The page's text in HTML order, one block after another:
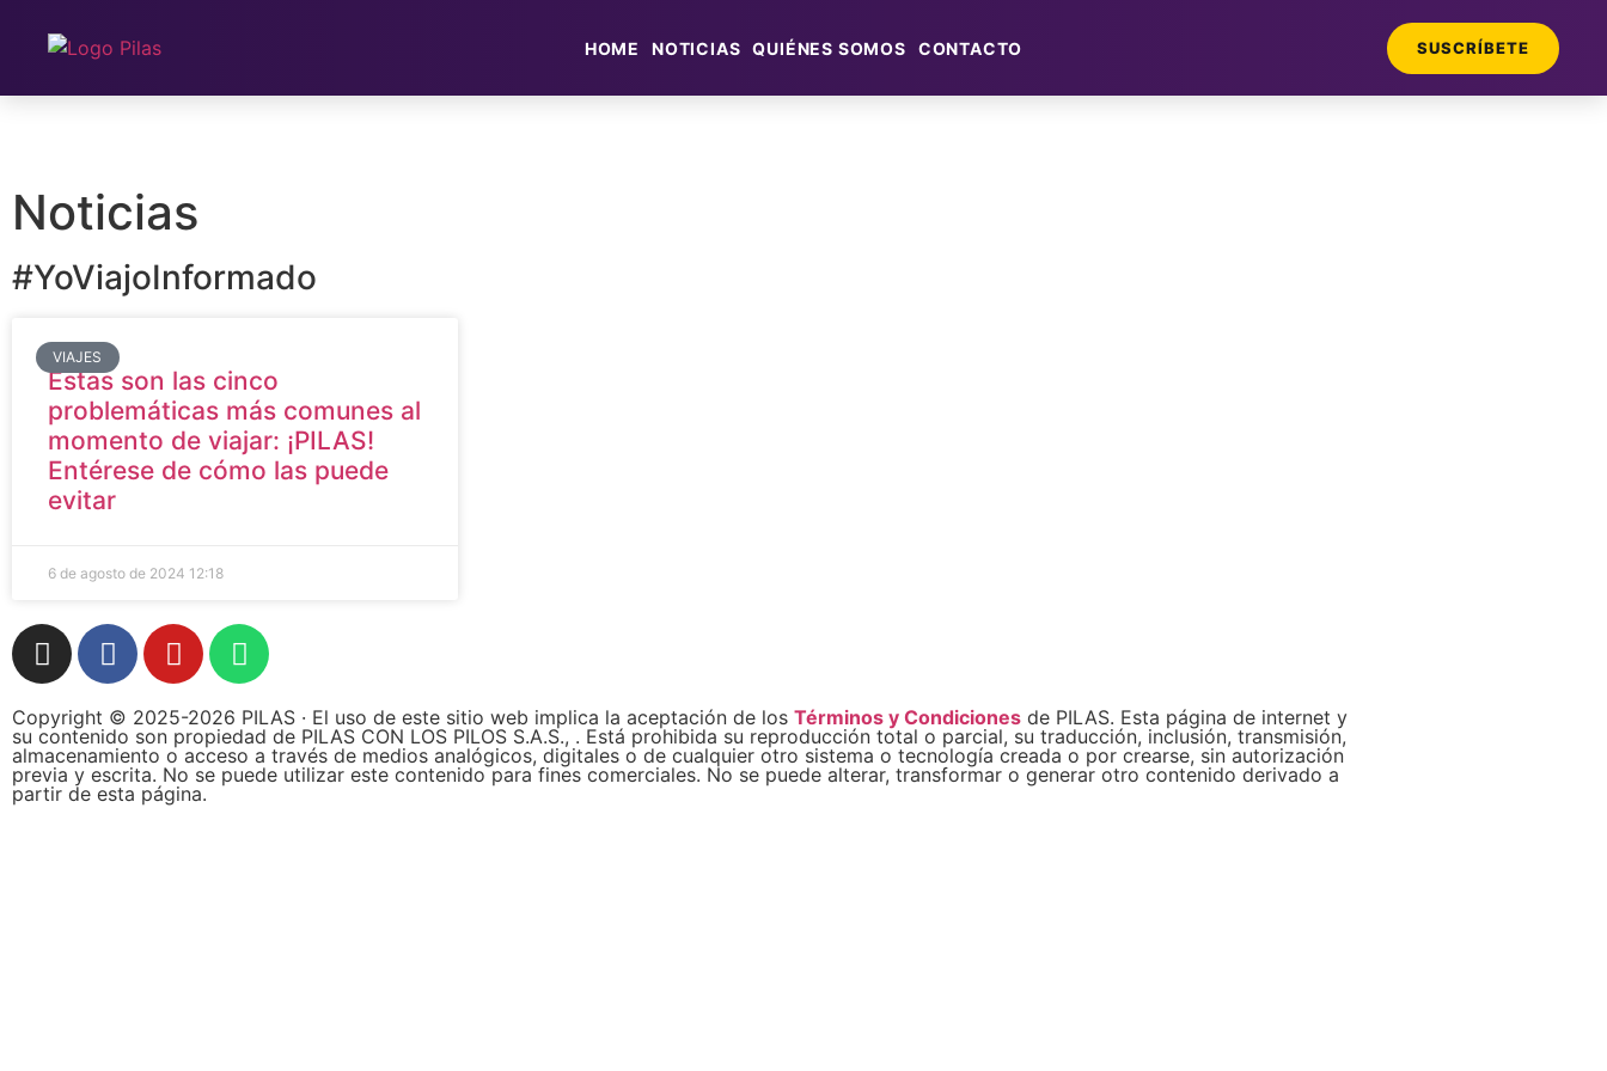
HOME NOTICIAS QUIÉNES SOMOS CONTACTO SUSCRÍBETE
Noticias
#YoViajoInformado
VIAJES
Estas son las cinco
problemáticas más comunes al
momento de viajar: ¡PILAS!
Entérese de cómo las puede
evitar
6 de agosto de 2024 12:18
Copyright © 2025-2026 PILAS · El uso de este sitio web implica la aceptación de los Términos y Condiciones de PILAS. Esta página de internet y
su contenido son propiedad de PILAS CON LOS PILOS S.A.S., . Está prohibida su reproducción total o parcial, su traducción, inclusión, transmisión,
almacenamiento o acceso a través de medios analógicos, digitales o de cualquier otro sistema o tecnología creada o por crearse, sin autorización
previa y escrita. No se puede utilizar este contenido para fines comerciales. No se puede alterar, transformar o generar otro contenido derivado a
partir de esta página.